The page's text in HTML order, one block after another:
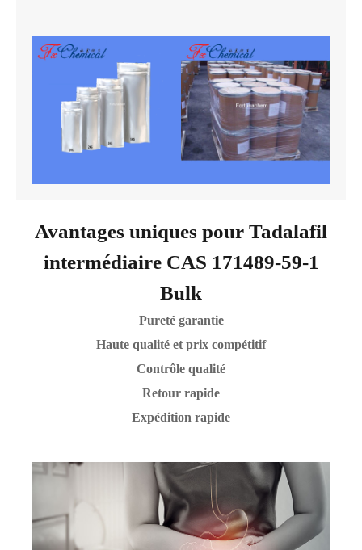
Avantages uniques pour Tadalafil
intermédiaire CAS 171489-59-1
Bulk
Pureté garantie
Haute qualité et prix compétitif
Contrôle qualité
Retour rapide
Expédition rapide